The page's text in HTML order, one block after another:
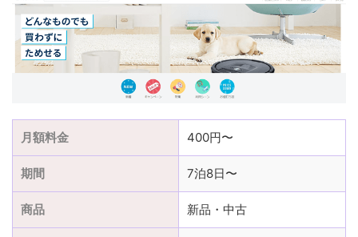
月額料金 400円〜
期間 7泊8日〜
商品 新品・中古